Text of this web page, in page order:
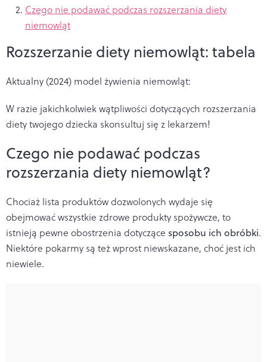
Czego nie podawać podczas rozszerzania diety
niemowląt
Rozszerzanie diety niemowląt: tabela
Aktualny (2024) model żywienia niemowląt:
W razie jakichkolwiek wątpliwości dotyczących rozszerzania
diety twojego dziecka skonsultuj się z lekarzem!
Czego nie podawać podczas
rozszerzania diety niemowląt?
Chociaż lista produktów dozwolonych wydaje się
obejmować wszystkie zdrowe produkty spożywcze, to
istnieją pewne obostrzenia dotyczące sposobu ich obróbki.
Niektóre pokarmy są też wprost niewskazane, choć jest ich
niewiele.